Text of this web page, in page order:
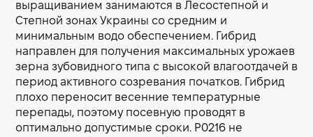
выращиванием занимаются в Лесостепной и
Степной зонах Украины со средним и
минимальным водо обеспечением. Гибрид
направлен для получения максимальных урожаев
зерна зубовидного типа с высокой влагоотдачей в
период активного созревания початков. Гибрид
плохо переносит весенние температурные
перепады, поэтому посевную проводят в
оптимально допустимые сроки. P0216 не